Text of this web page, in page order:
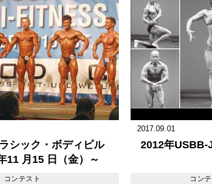
シック・ボディビル
11 月15 日（金）～
ーストリア
コンテスト
2017.09.01
2012年USBB-
コン